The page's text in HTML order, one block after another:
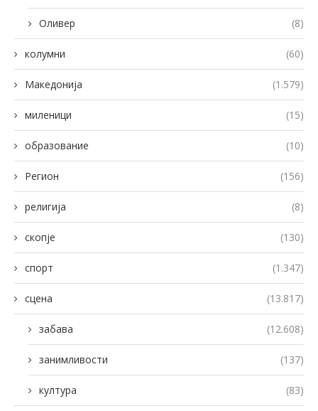
Оливер (8)
колумни (60)
Македонија (1.579)
миленици (15)
образование (10)
Регион (156)
религија (8)
скопје (130)
спорт (1.347)
сцена (13.817)
забава (12.608)
занимливости (137)
култура (83)